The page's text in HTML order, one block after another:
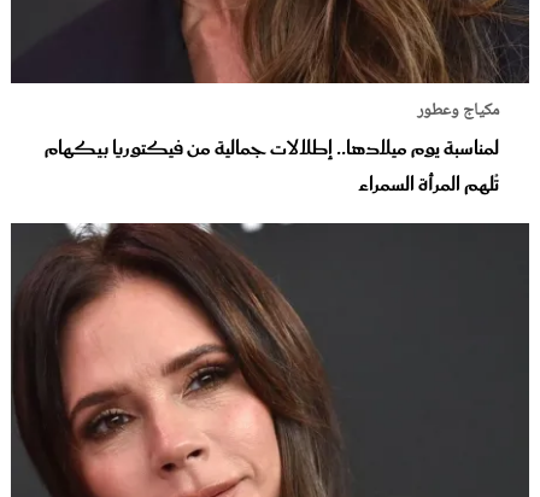
مكياج وعطور
لمناسبة يوم ميلادها.. إطلالات جمالية من فيكتوريا بيكهام
تُلهم المرأة السمراء